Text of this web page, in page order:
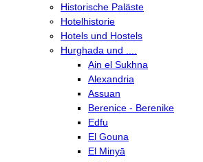
Historische Paläste
Hotelhistorie
Hotels und Hostels
Hurghada und ....
Ain el Sukhna
Alexandria
Assuan
Berenice - Berenike
Edfu
El Gouna
El Minyā